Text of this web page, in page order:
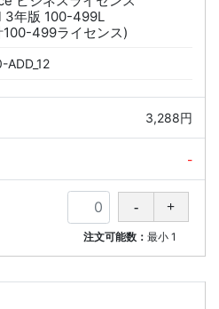
3年版 100-499L
100-499ライセンス)
3,288円
-
注文可能数：最小 1